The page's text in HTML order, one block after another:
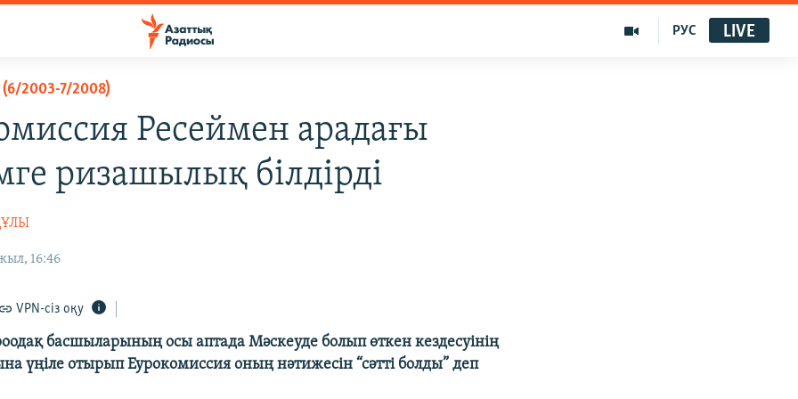
РУС LIVE
2003-7/2008)
Ресеймен арадағы
ризашылық білдірді
16:46
VPN-сіз оқу
басшыларының осы аптада Мәскеуде болып өткен кездесуінің
үңіле отырып Еурокомиссия оның нәтижесін “сәтті болды” деп